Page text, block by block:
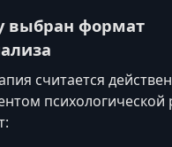
выбран формат
считается